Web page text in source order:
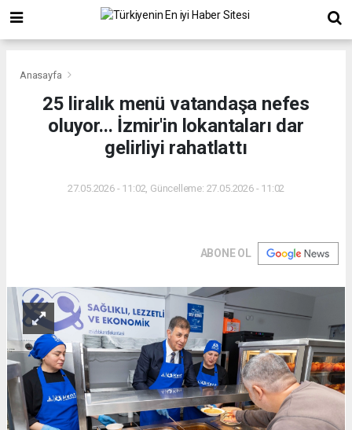
Anasayfa
25 liralık menü vatandaşa nefes
oluyor... İzmir'in lokantaları dar
gelirliyi rahatlattı
27.05.2026 - 11:02, Güncelleme: 27.05.2026 - 11:02
ABONE OL